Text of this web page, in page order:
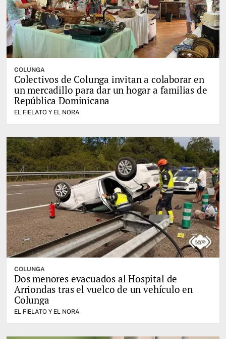
COLUNGA
Colectivos de Colunga invitan a colaborar en
un mercadillo para dar un hogar a familias de
República Dominicana
EL FIELATO Y EL NORA
COLUNGA
Dos menores evacuados al Hospital de
Arriondas tras el vuelco de un vehículo en
Colunga
EL FIELATO Y EL NORA